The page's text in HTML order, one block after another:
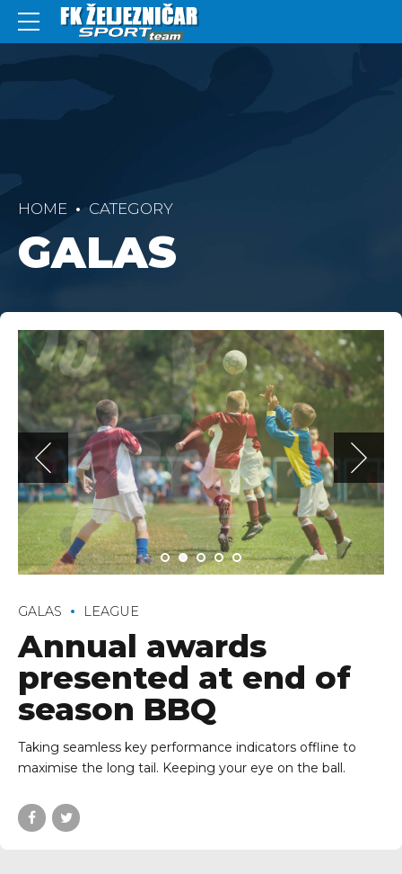
HOME CATEGORY
GALAS
GALAS LEAGUE
Annual awards
presented at end of
season BBQ
Taking seamless key performance indicators offline to
maximise the long tail. Keeping your eye on the ball.